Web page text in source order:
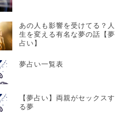
あの人も影響を受けてる？人
生を変える有名な夢の話【夢
占い】
夢占い一覧表
【夢占い】両親がセックスす
る夢